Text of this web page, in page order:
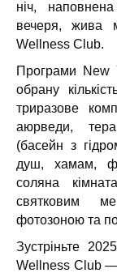
ніч,
вечеря, жива
Wellness Club.
Програми New
обрану
триразове
аюрведи,
(басейн з
душ, хамам,
соляна
святковим
фотозоною та
Зустріньте
Wellness Club —